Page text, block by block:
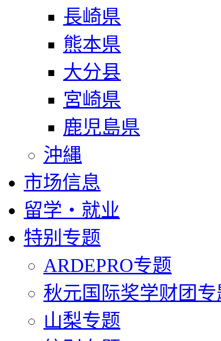
長崎県
熊本県
大分县
宮崎県
鹿児島県
沖縄
市场信息
留学・就业
特别专题
ARDEPRO专题
秋元国际奖学财团专
山梨专题